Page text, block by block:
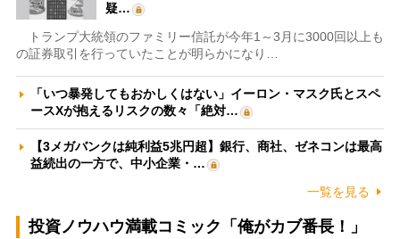
疑…
トランプ大統領のファミリー信託が今年1～3月に3000回以上も
の証券取引を行っていたことが明らかになり…
「いつ暴発してもおかしくはない」イーロン・マスク氏とスペ
ースXが抱えるリスクの数々「絶対…
【3メガバンクは純利益5兆円超】銀行、商社、ゼネコンは最高
益続出の一方で、中小企業・…
一覧を見る
投資ノウハウ満載コミック「俺がカブ番長！」